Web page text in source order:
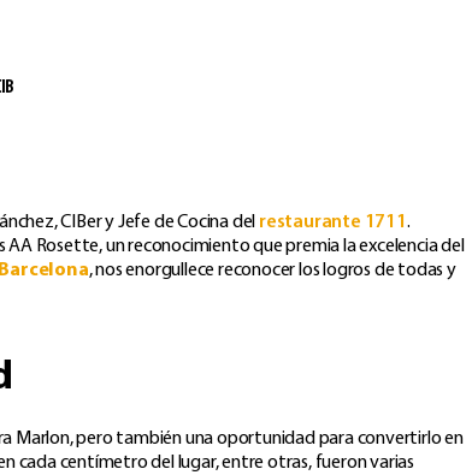
CIBer y Jefe de Cocina del restaurante 1711.
Rosette, un reconocimiento que premia la excelencia del
, nos enorgullece reconocer los logros de todas y
Marlon, pero también una oportunidad para convertirlo en
cada centímetro del lugar, entre otras, fueron varias